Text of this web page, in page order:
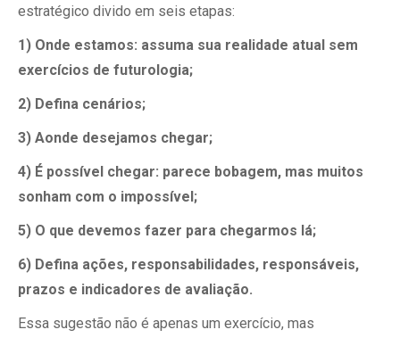
estratégico divido em seis etapas:
1) Onde estamos: assuma sua realidade atual sem
exercícios de futurologia;
2) Defina cenários;
3) Aonde desejamos chegar;
4) É possível chegar: parece bobagem, mas muitos
sonham com o impossível;
5) O que devemos fazer para chegarmos lá;
6) Defina ações, responsabilidades, responsáveis,
prazos e indicadores de avaliação.
Essa sugestão não é apenas um exercício, mas